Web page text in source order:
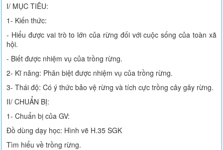
I/ MỤC TIÊU:
1- Kiến thức:
- Hiểu được vai trò to lớn của rừng đối với cuộc sống của toàn xã
hội.
- Biết được nhiệm vụ của trồng rừng.
2- Kĩ năng: Phân biệt được nhiệm vụ của trồng rừng.
3- Thái độ: Có ý thức bảo vệ rừng và tích cực trồng cây gây rừng.
II/ CHUẨN BỊ:
1- Chuẩn bị của GV:
Đồ dùng dạy học: Hình vẽ H.35 SGK
Tìm hiểu về trồng rừng.